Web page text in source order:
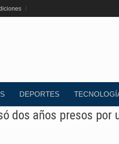
DEPORTES
dos años presos por